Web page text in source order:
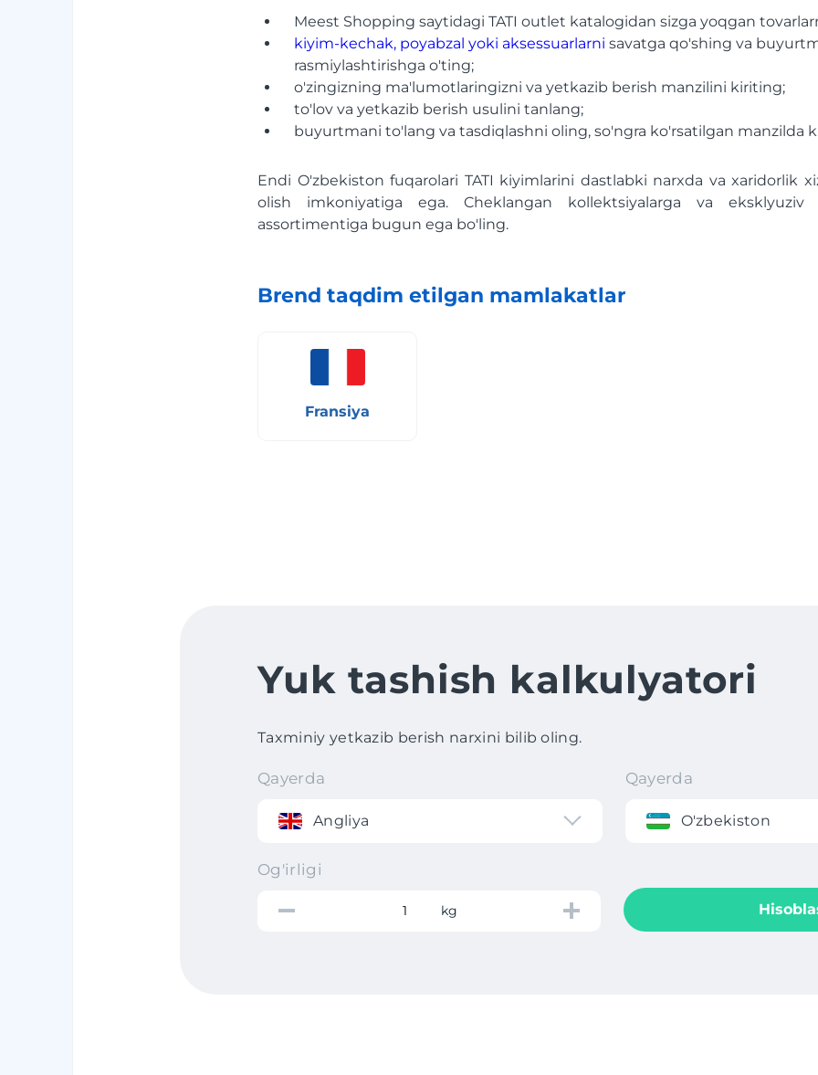
Meest Shopping saytidagi TATI outlet katalogidan sizga yoqgan
kiyim-kechak, poyabzal yoki aksessuarlarni savatga qo'shing va
rasmiylashtirishga o'ting;
o'zingizning ma'lumotlaringizni va yetkazib berish manzilini kiriting;
to'lov va yetkazib berish usulini tanlang;
buyurtmani to'lang va tasdiqlashni oling, so'ngra ko'rsatilgan manzilda
Endi O'zbekiston fuqarolari TATI kiyimlarini dastlabki narxda va xaridorlik
olish imkoniyatiga ega. Cheklangan kollektsiyalarga va eksklyuziv
assortimentiga bugun ega bo'ling.
Brend taqdim etilgan mamlakatlar
Fransiya
Yuk tashish kalkulyatori
Taxminiy yetkazib berish narxini bilib oling.
Qayerda
Angliya
Qayerda
O'zbekiston
Og'irligi
kg